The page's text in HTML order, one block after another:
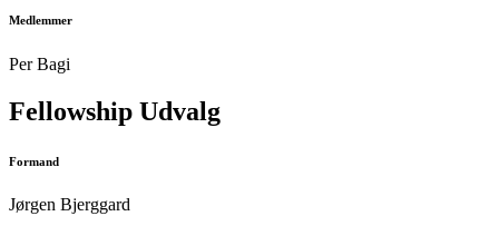
Medlemmer
Per Bagi
Fellowship Udvalg
Formand
Jørgen Bjerggard